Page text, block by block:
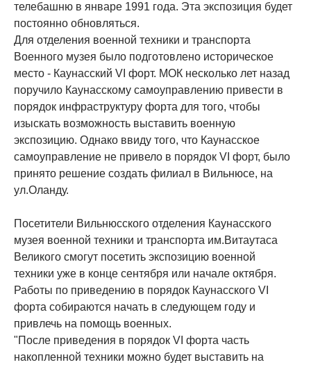
телебашню в январе 1991 года. Эта экспозиция будет
постоянно обновляться.
Для отделения военной техники и транспорта
Военного музея было подготовлено историческое
место - Каунасский VI форт. МОК несколько лет назад
поручило Каунасскому самоуправлению привести в
порядок инфраструктуру форта для того, чтобы
изыскать возможность выставить военную
экспозицию. Однако ввиду того, что Каунасское
самоуправление не привело в порядок VI форт, было
принято решение создать филиал в Вильнюсе, на
ул.Оланду.
Посетители Вильнюсского отделения Каунасского
музея военной техники и транспорта им.Витаутаса
Великого смогут посетить экспозицию военной
техники уже в конце сентября или начале октября.
Работы по приведению в порядок Каунасского VI
форта собираются начать в следующем году и
привлечь на помощь военных.
"После приведения в порядок VI форта часть
накопленной техники можно будет выставить на